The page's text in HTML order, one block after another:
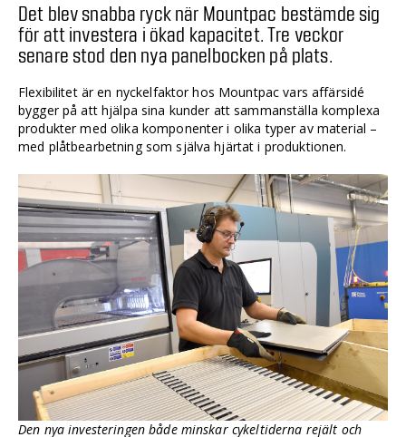
Det blev snabba ryck när Mountpac bestämde sig
för att investera i ökad kapacitet. Tre veckor
senare stod den nya panelbocken på plats.
Flexibilitet är en nyckelfaktor hos Mountpac vars affärsidé
bygger på att hjälpa sina kunder att sammanställa komplexa
produkter med olika komponenter i olika typer av material –
med plåtbearbetning som själva hjärtat i produktionen.
Den nya investeringen både minskar cykeltiderna rejält och